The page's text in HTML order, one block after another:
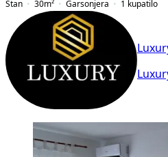
Stan
30m² Garsonjera 1 kupatilo